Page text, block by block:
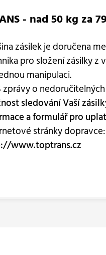
- nad 50 kg za
zásilek je doručena
pro složení zásilky z
manipulaci.
zprávy o
sledování Vaší
a formulář pro
stránky dopravce:
www.toptrans.cz